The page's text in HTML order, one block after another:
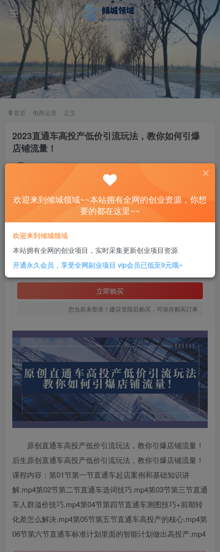
首页 电商运营 正文
2023直通车高投产低价引流玩法，教你如何引爆
店铺流量！
私信
此内容为付费资源，请付费后查看
￥20
SVIP全站会员免费
立即购买
您当前未登录！建议登陆后购买，可保存购买订单
付费资源
原创直通车高投产低价引流玩法，教你引爆店铺流量！
后生原创直通车高投产低价引流玩法，教你引爆店铺流量！
课程内容：第01节第一节直通车起店案例和基础知识讲
解.mp4第02节第二节直通车选词技巧.mp4第03节第三节直通
车人群溢价技巧.mp4第04节第四节直通车测图技巧+前期转
化差怎么解决.mp4第05节第五节直通车高投产的核心.mp4第
06节第六节直通车标准计划里面的智能计划做出高投产.mp4
欢迎来到倾城领域~~本站拥有全网的创业资源，你想
要的都在这里~~
欢迎来到倾城领域
本站拥有全网的创业项目，实时采集更新创业项目资源
开通永久会员，享受全网副业项目 vip会员已低至9元哦~